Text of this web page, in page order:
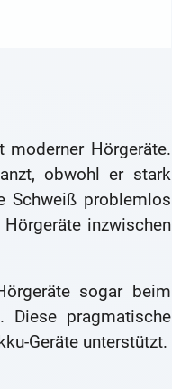
moderner Hörgeräte.
obwohl er stark
Schweiß problemlos
inzwischen
sogar beim
pragmatische
Geräte unterstützt.